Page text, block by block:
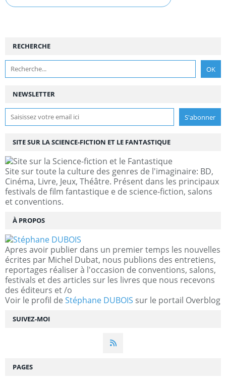
NEWSLETTER
SUIVEZ-MOI
RECHERCHE
SITE SUR LA SCIENCE-FICTION ET LE FANTASTIQUE
Site sur toute la culture des genres de l'imaginaire: BD,
Cinéma, Livre, Jeux, Théâtre. Présent dans les principaux
festivals de film fantastique e de science-fiction, salons
et conventions.
À PROPOS
Apres avoir publier dans un premier temps les nouvelles
écrites par Michel Dubat, nous publions des entretiens,
reportages réaliser à l'occasion de conventions, salons,
festivals et des articles sur les livres que nous recevons
des éditeurs et /o
Voir le profil de Stéphane DUBOIS sur le portail Overblog
PAGES